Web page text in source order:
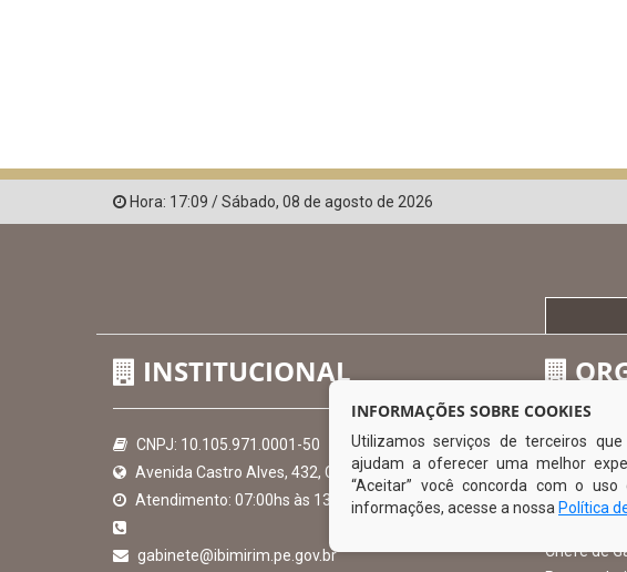
Hora: 17:09 /Sábado, 08 de agosto de 2026
INSTITUCIONAL
CNPJ: 10.105.971.0001-50
Avenida Castro Alves, 432, Centro - CEP: 56-580-000
Atendimento: 07:00hs às 13:00hs
gabinete@ibimirim.pe.gov.br
O Prefeito
Vice
Ouvidoria
Chefe de
INFORMAÇÕES SOBRE COOKIES
Utilizamos serviços de terceiros
ajudam a oferecer uma melhor
“Aceitar” você concorda com o
informações, acesse a nossa Política